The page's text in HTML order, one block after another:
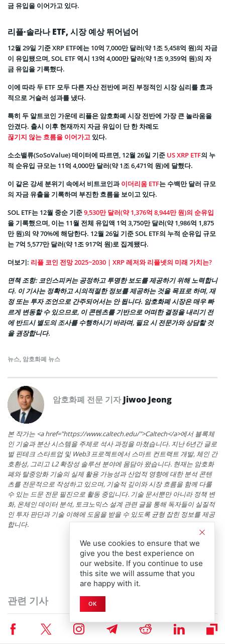
금 유입을 이어가고 있다.
리플·솔라나 ETF, 시장 예상 뛰어넘어
12월 29일 기준 XRP ETF에는 10억 7,000만 달러(약 1조 5,458억 원)의 자금
이 유입됐으며, SOL ETF 역시 13억 4,000만 달러(약 1조 9,359억 원)의 자
금 유입을 기록했다.
이에 따라 두 ETF 모두 다른 자산 전반에 퍼진 부정적인 시장 심리를 효과
적으로 거슬러 성과를 냈다.
특히 두 알트코인 가운데 리플은 암호화폐 시장 전반에 가장 큰 놀라움을
안겼다. 출시 이후 현재까지 자금 유입이 단 한 차례도
끊기지 않는 흐름을 이어가고 있다.
소소밸류(SoSoValue) 데이터에 따르면, 12월 26일 기준 US XRP ETF의 누
적 순유입 규모는 11억 4,000만 달러(약 1조 6,471억 원)에 달했다.
이 같은 강세 분위기 속에서 비트코인과이더리움 ETF는 수백만 달러 규모
의 자금 유출을 기록하며 부진한 흐름을 보이고 있다.
SOL ETF는 12월 중순 기준9,530만 달러(약 1,376억 8,944만 원)의 순유입
을 기록했으며, 이는 11월 전체 유입액 1억 3,750만 달러(약 1,986억 1,875
만 원)의 약 70%에 해당한다. 12월 26일 기준 SOL ETF의 누적 순유입 규모
는 7억 5,577만 달러(약 1조 917억 원)로 집계됐다.
더보기: 리플 코인 전망 2025~2030 | XRP 레저와 리플넷의 미래 가치는?
면책 조항: 코인스피커는 공정하고 투명한 보도를 제공하기 위해 노력합니
다. 이 기사는 정확하고 시의적절한 정보를 제공하는 것을 목표로 하며, 재
정 또는 투자 조언으로 간주되어서는 안 됩니다. 암호화폐 시장은 매우 빠
르게 변동할 수 있으므로, 이 콘텐츠를 기반으로 어떠한 결정을 내리기 전
에 반드시 별도의 조사를 수행하시기 바라며, 필요 시 전문가와 상담할 것
을 권장합니다.
뉴스, 암호화폐 뉴스
암호화폐 전문 기자Jiwoo Jeong
본 작가는 <a href="https://www.caltech.edu/">Caltech</a>에서 블록체
인 기술과 분산 시스템을 주제로 석사 과정을 마쳤습니다. 지난 6년간 글로
벌 핀테크 스타트업 및 Web3 프로젝트에서 스마트 컨트랙트 개발, 체인 간
호환성, 그리고 L2 확장성 솔루션 분야에 몸담아 왔습니다. 현재는 암호화
폐와 탈중앙화 기술의 실제 활용 가능성과 산업적 영향에 대한 분석 콘텐
츠를 전문적으로 작성하고 있으며, 기술적 깊이와 시장 흐름을 함께 다룰
수 있는 드문 전문 필진으로 활동 중입니다. 기술 문서뿐만 아니라 정책 변
화, 온체인 데이터 분석, 토크노믹스 설계 관련 글을 통해 독자들이 실질적
인 투자 판단과 기술 이해에 도움을 받을 수 있도록 균형 잡힌 정보를 제공
합니다.
관련 기사
We use cookies to ensure that we
give you the best experience on
our website. If you continue to use
this site we will assume that you
are happy with it.
OK